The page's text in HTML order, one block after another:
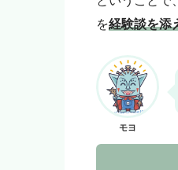
を経験談を添
モヨ